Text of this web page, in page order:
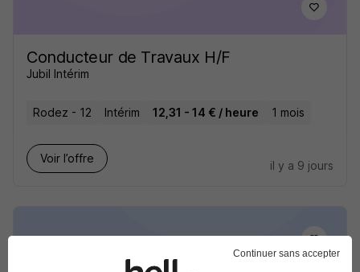
Conducteur de Travaux H/F
Jubil Intérim
Rodez - 12 Intérim 12,31 - 14 € / heure 1 mois
Voir l’offre
il y a 9 jours
Continuer sans accepter